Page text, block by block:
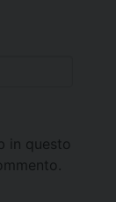
in questo